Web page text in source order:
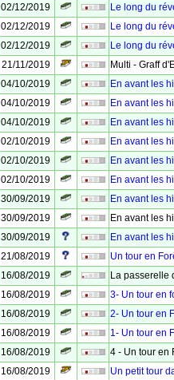
02/12/2019
Le long du
02/12/2019
Le long du
02/12/2019
Le long du
21/11/2019
Multi - Graff
04/10/2019
En avant les
04/10/2019
En avant les
04/10/2019
En avant les
02/10/2019
En avant les
02/10/2019
En avant les
02/10/2019
En avant les
30/09/2019
En avant les
30/09/2019
En avant les
30/09/2019
En avant les
21/08/2019
Un tour en
16/08/2019
La passerelle
16/08/2019
3- Un tour en
16/08/2019
2- Un tour en
16/08/2019
1- Un tour en
16/08/2019
4 - Un tour en
16/08/2019
Un petit tour